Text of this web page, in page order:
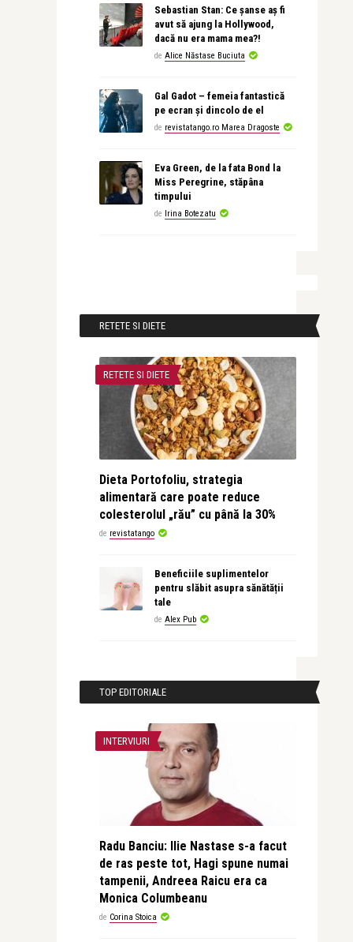
Sebastian Stan: Ce șanse aș fi
avut să ajung la Hollywood,
dacă nu era mama mea?!
de Alice Năstase Buciuta
Gal Gadot – femeia fantastică
pe ecran și dincolo de el
de revistatango.ro Marea Dragoste
Eva Green, de la fata Bond la
Miss Peregrine, stăpâna
timpului
de Irina Botezatu
RETETE SI DIETE
RETETE SI DIETE
Dieta Portofoliu, strategia
alimentară care poate reduce
colesterolul „rău” cu până la 30%
de revistatango
Beneficiile suplimentelor
pentru slăbit asupra sănătății
tale
de Alex Pub
TOP EDITORIALE
INTERVIURI
Radu Banciu: Ilie Nastase s-a facut
de ras peste tot, Hagi spune numai
tampenii, Andreea Raicu era ca
Monica Columbeanu
de Corina Stoica